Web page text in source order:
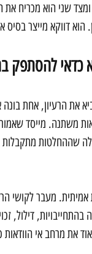
שני הוא מכריח את
דווקא מייצר בסיס
כדאי להסתפק
את הרעיון, אחת
משתנה. מייסד
מתקבלות
מעבר לקושי
דילול,
את מרחב אי הוודאות